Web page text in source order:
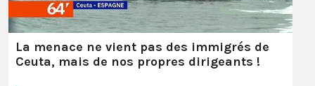
La menace ne vient pas des immigrés de
Ceuta, mais de nos propres dirigeants !